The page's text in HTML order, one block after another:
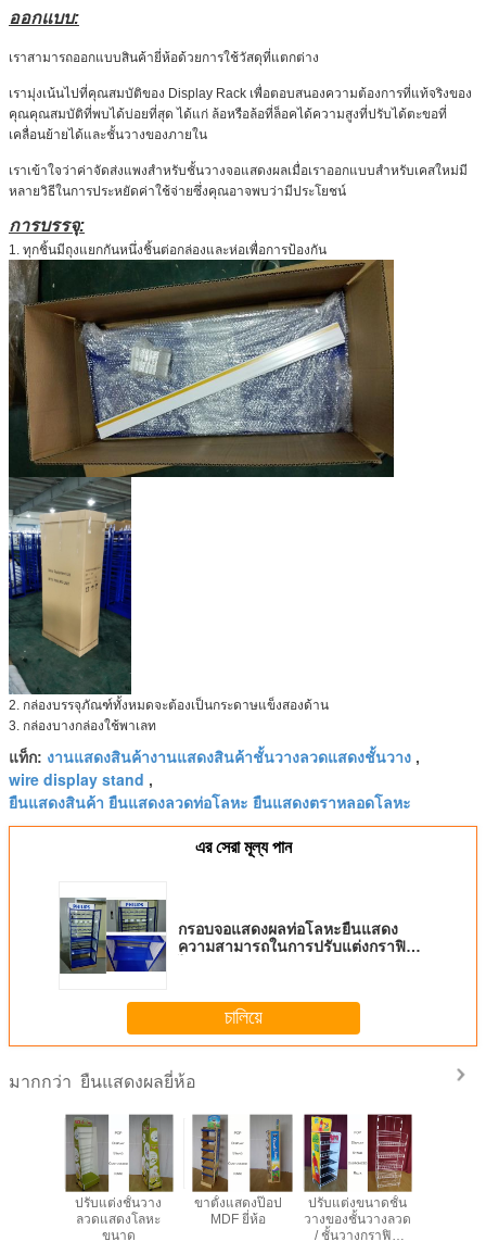
ออกแบบ:
เราสามารถออกแบบสินค้ายี่ห้อด้วยการใช้วัสดุที่แตกต่าง
เรามุ่งเน้นไปที่คุณสมบัติของ Display Rack เพื่อตอบสนองความต้องการที่แท้จริงของ
คุณคุณสมบัติที่พบได้บ่อยที่สุด ได้แก่ ล้อหรือล้อที่ล็อคได้ความสูงที่ปรับได้ตะขอที่
เคลื่อนย้ายได้และชั้นวางของภายใน
เราเข้าใจว่าค่าจัดส่งแพงสำหรับชั้นวางจอแสดงผลเมื่อเราออกแบบสำหรับเคสใหม่มี
หลายวิธีในการประหยัดค่าใช้จ่ายซึ่งคุณอาจพบว่ามีประโยชน์
การบรรจุ:
1. ทุกชิ้นมีถุงแยกกันหนึ่งชิ้นต่อกล่องและห่อเพื่อการป้องกัน
2. กล่องบรรจุภัณฑ์ทั้งหมดจะต้องเป็นกระดาษแข็งสองด้าน
3. กล่องบางกล่องใช้พาเลท
แท็ก: งานแสดงสินค้างานแสดงสินค้าชั้นวางลวดแสดงชั้นวาง ,
wire display stand ,
ยืนแสดงสินค้า ยืนแสดงลวดท่อโลหะ ยืนแสดงตราหลอดโลหะ
এর সেরা মূল্য পান
กรอบจอแสดงผลท่อโลหะยืนแสดง
ความสามารถในการปรับแต่งกราฟิค
চালিয়ে
มากกว่า ยืนแสดงผลยี่ห้อ
ปรับแต่งชั้นวาง
ลวดแสดงโลหะ
ขนาด
ขาตั้งแสดงป๊อป
MDF ยี่ห้อ
ปรับแต่งขนาดชั้น
วางของชั้นวางลวด
/ ชั้นวางกราฟิก